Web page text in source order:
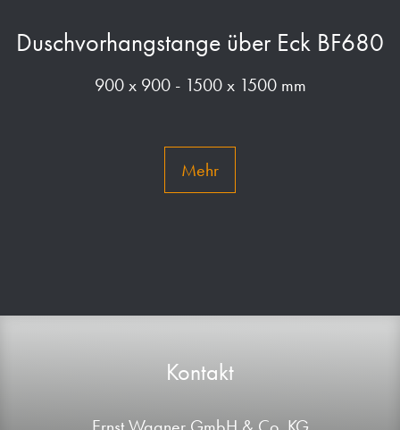
Duschvorhangstange über Eck BF680
900 x 900 - 1500 x 1500 mm
Mehr
Kontakt